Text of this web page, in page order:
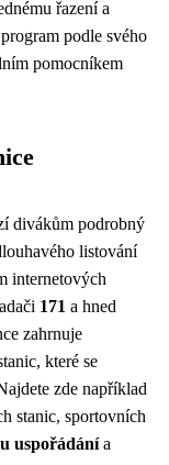
řazení a
podle svého
pomocníkem
divákům podrobný
listování
internetových
171 a hned
zahrnuje
které se
zde například
stanic, sportovních
uspořádánía